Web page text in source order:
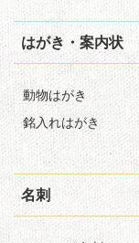
はがき・案内状
動物はがき
銘入れはがき
名刺